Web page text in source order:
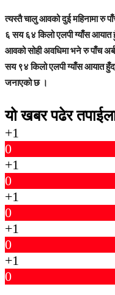
त्यस्तै चालु आवको दुई महिनामा रु
६ सय ६४ किलो एलपी ग्याँस
आवको सोही अवधिमा भने रु पाँच
सय ९४ किलो एलपी ग्याँस आयात
जनाएको छ ।
यो खबर पढेर
+1
0
+1
0
+1
0
+1
0
+1
0